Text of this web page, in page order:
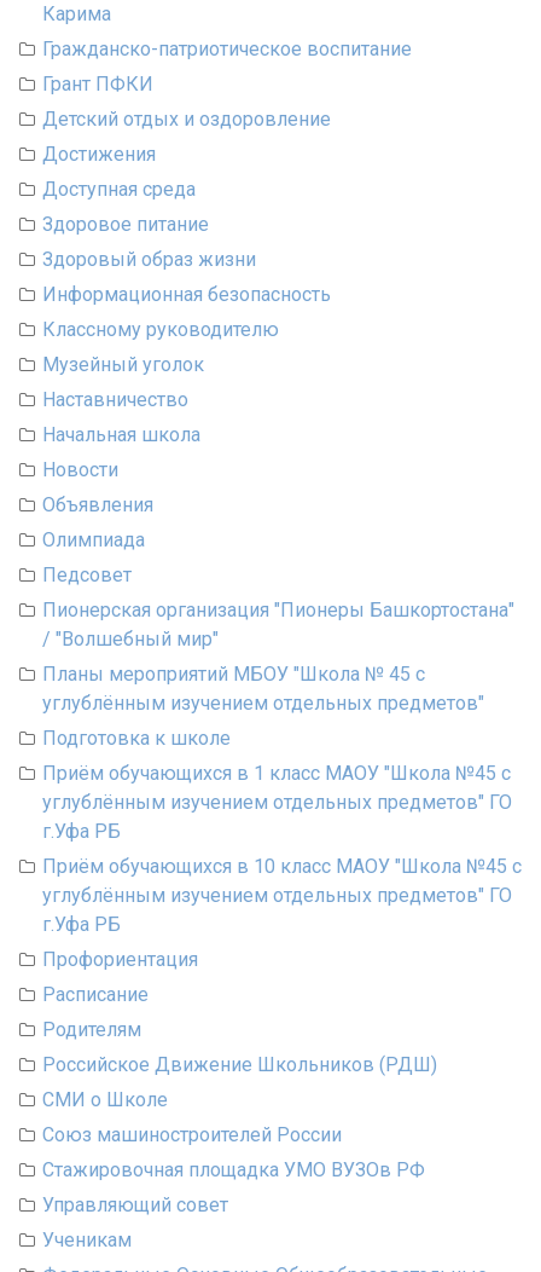
Карима
Гражданско-патриотическое воспитание
Грант ПФКИ
Детский отдых и оздоровление
Достижения
Доступная среда
Здоровое питание
Здоровый образ жизни
Информационная безопасность
Классному руководителю
Музейный уголок
Наставничество
Начальная школа
Новости
Объявления
Олимпиада
Педсовет
Пионерская организация "Пионеры Башкортостана"
/ "Волшебный мир"
Планы мероприятий МБОУ "Школа № 45 с
углублённым изучением отдельных предметов"
Подготовка к школе
Приём обучающихся в 1 класс МАОУ "Школа №45 с
углублённым изучением отдельных предметов" ГО
г.Уфа РБ
Приём обучающихся в 10 класс МАОУ "Школа №45 с
углублённым изучением отдельных предметов" ГО
г.Уфа РБ
Профориентация
Расписание
Родителям
Российское Движение Школьников (РДШ)
СМИ о Школе
Союз машиностроителей России
Стажировочная площадка УМО ВУЗОв РФ
Управляющий совет
Ученикам